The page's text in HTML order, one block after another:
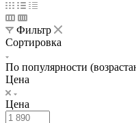
Фильтр
Сортировка
По популярности
Цена
Цена